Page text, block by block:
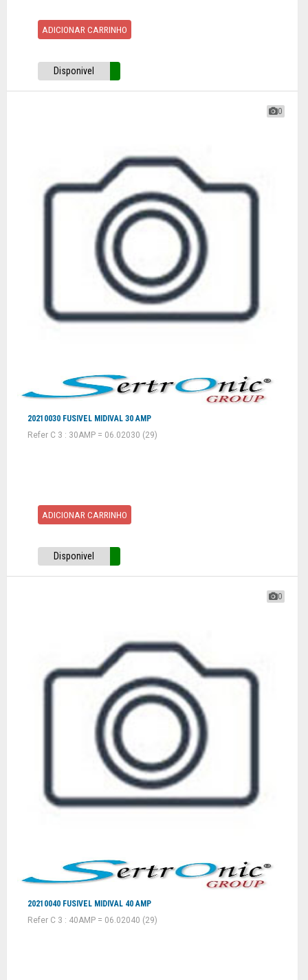
ADICIONAR CARRINHO
Disponivel
0
20210030 FUSIVEL MIDIVAL 30 AMP
Refer C 3 : 30AMP = 06.02030 (29)
ADICIONAR CARRINHO
Disponivel
0
20210040 FUSIVEL MIDIVAL 40 AMP
Refer C 3 : 40AMP = 06.02040 (29)